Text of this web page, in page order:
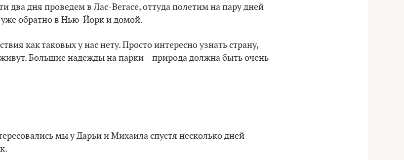
два дня проведем в Лас-Вегасе, оттуда полетим на пару дней
уже обратно в Нью-Йорк и домой.
как таковых у нас нету. Просто интересно узнать страну,
Большие надежды на парки – природа должна быть очень
мы у Дарьи и Михаила спустя несколько дней